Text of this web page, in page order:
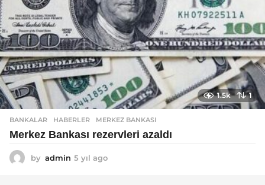
1.5k 1
BANKALAR ,HABERLER MERKEZ BANKASI
Merkez Bankası rezervleri azaldı
by admin 5 yıl ago